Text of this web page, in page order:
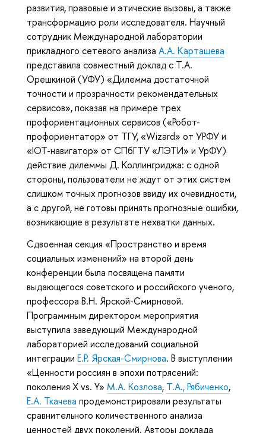
развития, правовые и этические вызовы, а также
трансформацию роли исследователя. Научный
сотрудник Международной лаборатории
прикладного сетевого анализа А.А. Карташева
представила совместный доклад с Т.А.
Орешкиной (УФУ) «Дилемма достаточной
точности и прозрачности рекомендательных
сервисов», показав на примере трех
профориентационных сервисов («Робот-
профориентатор» от ТГУ, «Wizard» от УРФУ и
«IOT-навигатор» от СПбГТУ «ЛЭТИ» и УрФУ)
действие дилеммы Д. Коллингриджа: с одной
стороны, пользователи не ждут от этих систем
слишком точных прогнозов ввиду их очевидности,
а с другой, не готовы принять прогнозные ошибки,
возникающие в результате нехватки данных.
Сдвоенная секция «Пространство и время
социальных изменений» на второй день
конференции была посвящена памяти
выдающегося советского и российского ученого,
профессора В.Н. Ярской-Смирновой.
Программным директором мероприятия
выступила заведующий Международной
лабораторией исследований социальной
интеграции Е.Р. Ярская-Смирнова. В выступлении
«Ценности россиян в эпохи потрясений:
поколения X vs. Y» М.А. Козлова, Т.А., Рябиченко,
Е.А. Ткачева продемонстрировали результаты
сравнительного количественного анализа
ценностей двух поколений. Авторы доклада